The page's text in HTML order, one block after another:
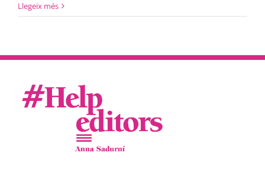
Llegeix més